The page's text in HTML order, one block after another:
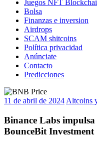
Juegos NFT
Bolsa
Finanzas e inversion
Airdrops
SCAM shitcoins
Política privacidad
Anúnciate
Contacto
Predicciones
11 de abril de 2024 Altcoins
Binance Labs
BounceBit Investment